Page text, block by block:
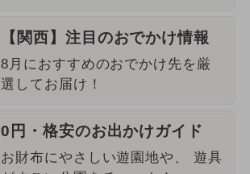
【関西】注目のおでかけ情報
8月におすすめのおでかけ先を厳
選してお届け！
0円・格安のお出かけガイド
お財布にやさしい遊園地や、 遊具